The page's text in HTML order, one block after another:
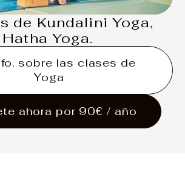
de Kundalini Yoga,
Yoga.
sobre las clases de
Yoga
ahora por 90€ / año